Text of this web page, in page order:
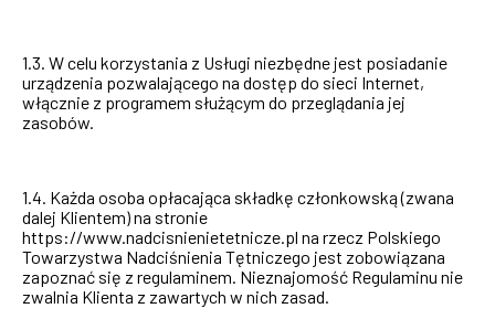
1.3. W celu korzystania z Usługi niezbędne jest posiadanie
urządzenia pozwalającego na dostęp do sieci Internet,
włącznie z programem służącym do przeglądania jej
zasobów.
1.4. Każda osoba opłacająca składkę członkowską (zwana
dalej Klientem) na stronie
https://www.nadcisnienietetnicze.pl na rzecz Polskiego
Towarzystwa Nadciśnienia Tętniczego jest zobowiązana
zapoznać się z regulaminem. Nieznajomość Regulaminu nie
zwalnia Klienta z zawartych w nich zasad.